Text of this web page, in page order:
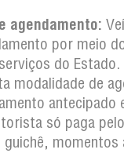
agendamento:
por meio
do
modalidade de
antecipado
só paga